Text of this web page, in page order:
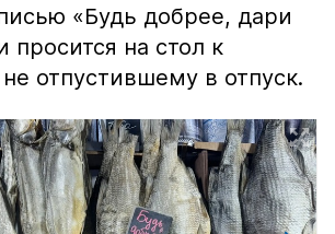
«Будь добрее, дари
просится на стол к
отпустившему в отпуск.